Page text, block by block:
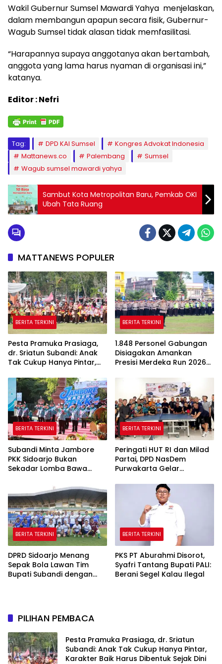
Wakil Gubernur Sumsel Mawardi Yahya menjelaskan,
dalam membangun apapun secara fisik, Gubernur-
Wagub Sumsel tidak alasan tidak memfasilitasi.
“Harapannya supaya anggotanya akan bertambah,
anggota yang lama harus nyaman di organisasi ini,”
katanya.
Editor : Nefri
Tag: DPD KAI Sumsel
Kongres Advokat Indonesia
Mattanews.co
Palembang
Sumsel
Wagub sumsel mawardi yahya
Sambut Kota Metropolitan Baru, Pemkab OKI
Ubah Tata Ruang
MATTANEWS POPULER
BERITA TERKINI
Pesta Pramuka Prasiaga,
dr. Sriatun Subandi: Anak
Tak Cukup Hanya Pintar,
Dibentuk Sejak Dini
BERITA TERKINI
1.848 Personel Gabungan
Disiagakan Amankan
Presisi Merdeka Run 2026
BERITA TERKINI
Subandi Minta Jambore
PKK Sidoarjo Bukan
Sekadar Lomba Bawa
untuk Warga
BERITA TERKINI
Peringati HUT RI dan Milad
Partai, DPD NasDem
Purwakarta Gelar
hingga Baksos Gratis
BERITA TERKINI
DPRD Sidoarjo Menang
Sepak Bola Lawan Tim
Bupati Subandi dengan
BERITA TERKINI
PKS PT Aburahmi Disorot,
Syafri Tantang Bupati PALI:
Berani Segel Kalau Ilegal
PILIHAN PEMBACA
Pesta Pramuka Prasiaga, dr. Sriatun
Subandi: Anak Tak Cukup Hanya Pintar,
Karakter Baik Harus Dibentuk Sejak Dini